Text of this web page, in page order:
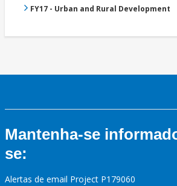
FY17 - Urban and Rural Development
Mantenha-se
se:
Alertas de email Project P179060